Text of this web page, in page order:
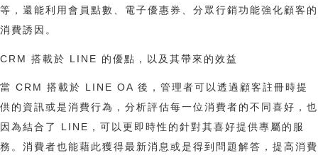
等，還能利用會員點數、電子優惠券、分眾行銷功能強化顧客的
消費誘因。
CRM 搭載於 LINE 的優點，以及其帶來的效益
當 CRM 搭載於 LINE OA 後，管理者可以透過顧客註冊時提
供的資訊或是消費行為，分析評估每一位消費者的不同喜好，也
因為結合了 LINE，可以更即時性的針對其喜好提供專屬的服
務。消費者也能藉此獲得最新消息或是得到問題解答，提高消費